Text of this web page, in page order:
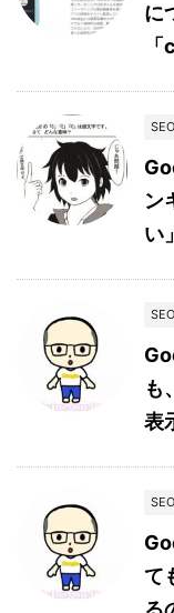
に
SEO
ン
い」
SEO
も
表
SEO
て